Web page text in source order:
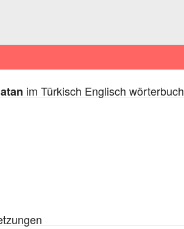
im Türkisch Englisch wörterbuch